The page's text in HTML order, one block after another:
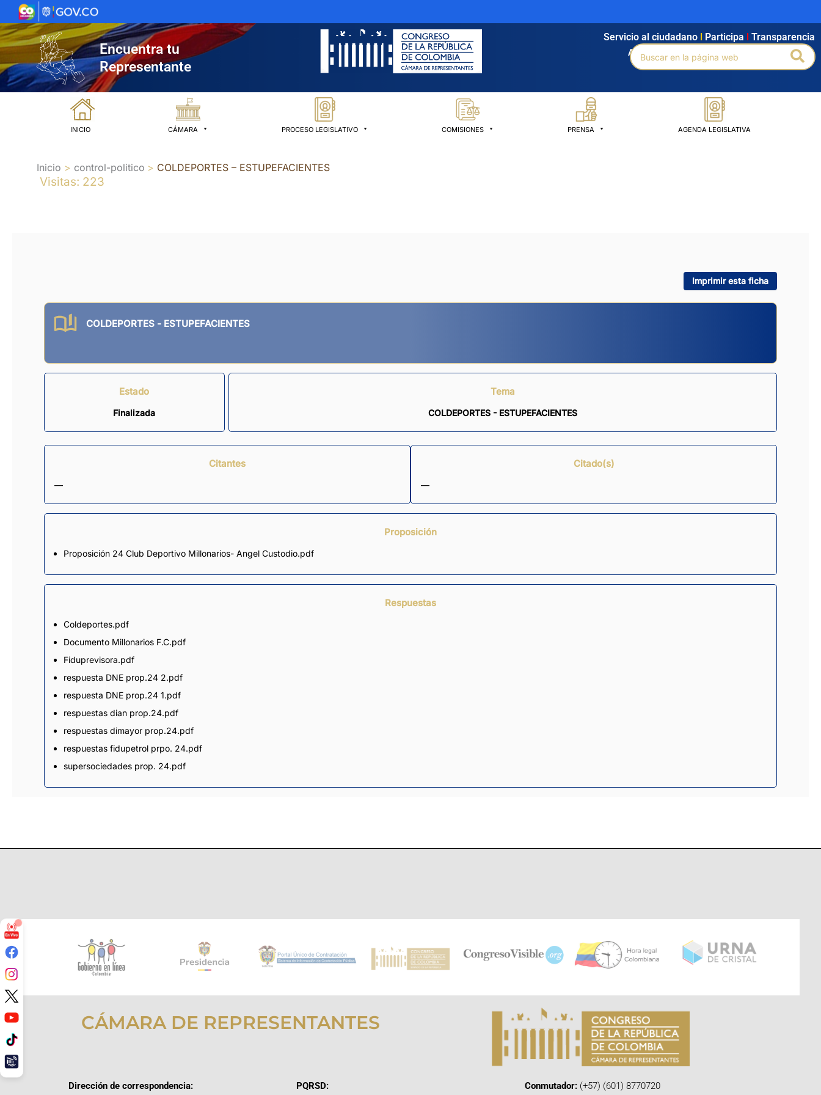
al
contenido
Encuentra tu
Representante
Agendamiento Intranet Búsqueda avanzada
Servicio al ciudadano Participa Transparencia
Buscar
por:
INICIO CÁMARA PROCESO LEGISLATIVO COMISIONES PRENSA AGENDA LEGISLATIVA
Inicio control-politico COLDEPORTES – ESTUPEFACIENTES
Visitas: 223
Imprimir esta ficha
COLDEPORTES - ESTUPEFACIENTES
Estado
Finalizada
Tema
COLDEPORTES - ESTUPEFACIENTES
Citantes
—
Citado(s)
—
Proposición
Proposición 24 Club Deportivo Millonarios- Angel Custodio.pdf
Respuestas
Coldeportes.pdf
Documento Millonarios F.C.pdf
Fiduprevisora.pdf
respuesta DNE prop.24 2.pdf
respuesta DNE prop.24 1.pdf
respuestas dian prop.24.pdf
respuestas dimayor prop.24.pdf
respuestas fidupetrol prpo. 24.pdf
supersociedades prop. 24.pdf
CÁMARA DE REPRESENTANTES
Dirección de correspondencia: PQRSD: Conmutador:(+57) (601) 8770720